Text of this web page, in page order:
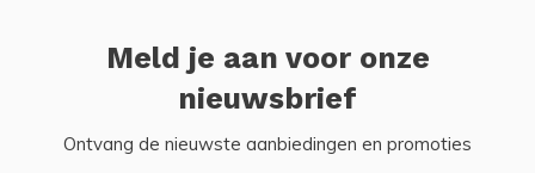
Meld je aan voor onze
nieuwsbrief
Ontvang de nieuwste aanbiedingen en promoties